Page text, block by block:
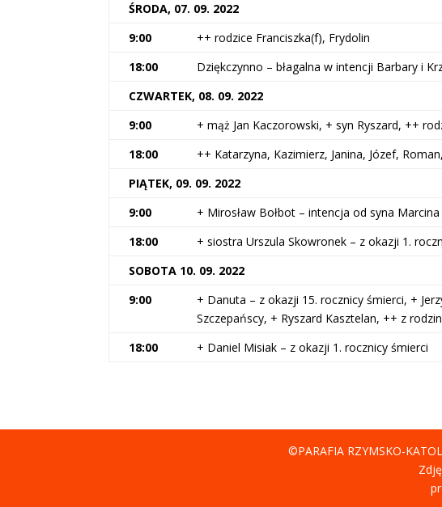
ŚRODA, 07. 09. 2022
9:00
++ rodzice Franciszka(f), Frydolin
18:00
Dziękczynno – błagalna w intencji Barbary i
CZWARTEK, 08. 09. 2022
9:00
+ mąż Jan Kaczorowski, + syn Ryszard, ++
18:00
++ Katarzyna, Kazimierz, Janina, Józef,
PIĄTEK, 09. 09. 2022
9:00
+ Mirosław Bołbot – intencja od syna
18:00
+ siostra Urszula Skowronek – z okazji 1.
SOBOTA 10. 09. 2022
9:00
+ Danuta – z okazji 15. rocznicy śmierci, +
Szczepańscy, + Ryszard Kasztelan, ++ z
18:00
+ Daniel Misiak – z okazji 1. rocznicy śmierci
©PARAFIA RZYMSKO-